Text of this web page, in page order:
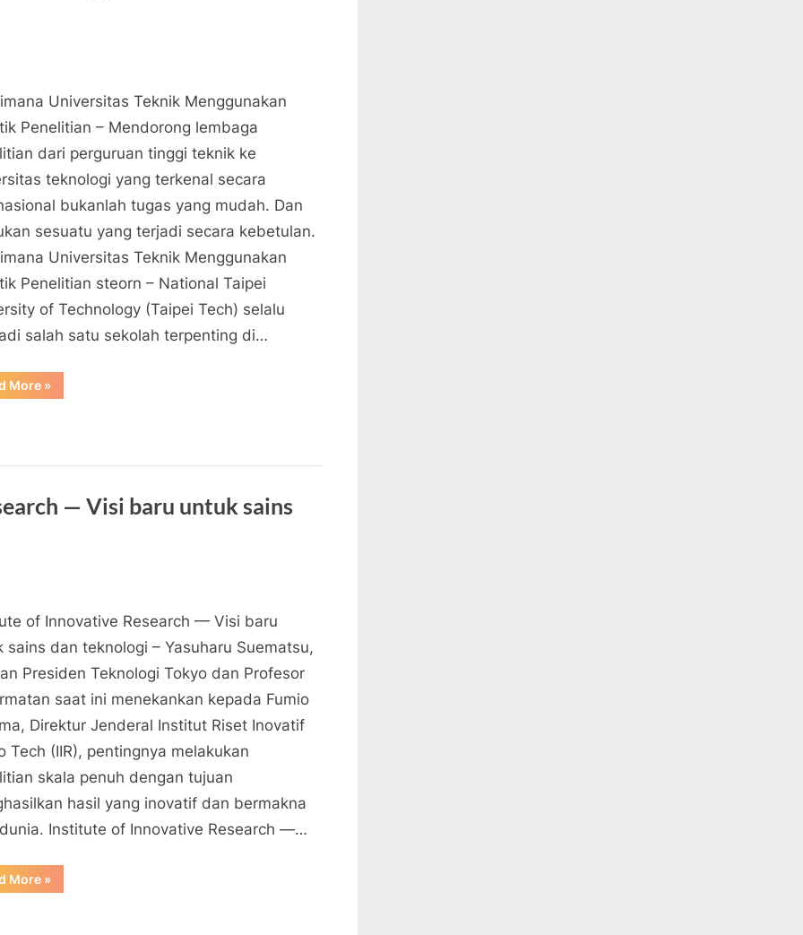
Universitas Teknik Menggunakan
Penelitian – Mendorong lembaga
dari perguruan tinggi teknik ke
teknologi yang terkenal secara
bukanlah tugas yang mudah. Dan
sesuatu yang terjadi secara kebetulan.
Universitas Teknik Menggunakan
Penelitian steorn – National Taipei
of Technology (Taipei Tech) selalu
salah satu sekolah terpenting di…
More“Bagaimana
Universitas
»
— Visi baru untuk sains
of Innovative Research — Visi baru
sains dan teknologi – Yasuharu Suematsu,
Presiden Teknologi Tokyo dan Profesor
saat ini menekankan kepada Fumio
Direktur Jenderal Institut Riset Inovatif
Tech (IIR), pentingnya melakukan
skala penuh dengan tujuan
hasil yang inovatif dan bermakna
Institute of Innovative Research —…
More“Institute
of
»